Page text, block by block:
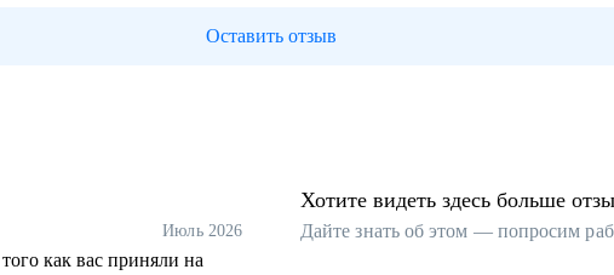
Оставить отзыв
Июль 2026
как вас приняли на
Хотите видеть здесь больше
Дайте знать об этом — попросим